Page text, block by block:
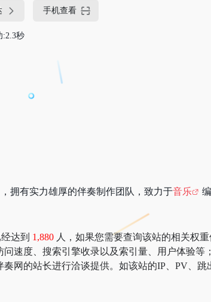
手机查看
:2.3秒
，拥有实力雄厚的伴奏制作团队，致力于音乐
达到 1,880 人，如果您需要查询该站的相关权重
速度、搜索引擎收录以及索引量、用户体验
网的站长进行洽谈提供。如该站的IP、PV、跳